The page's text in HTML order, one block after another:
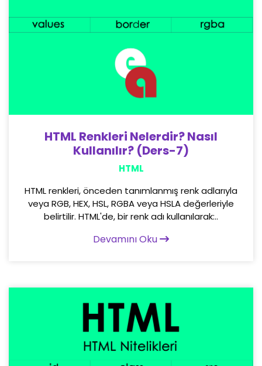
HTML Renkleri Nelerdir? Nasıl
Kullanılır? (Ders-7)
HTML
HTML renkleri, önceden tanımlanmış renk adlarıyla
veya RGB, HEX, HSL, RGBA veya HSLA değerleriyle
belirtilir. HTML'de, bir renk adı kullanılarak:..
Devamını Oku